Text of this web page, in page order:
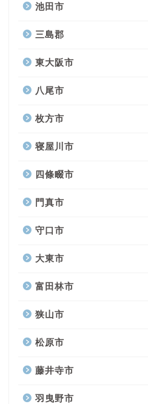
池田市
三島郡
東大阪市
八尾市
枚方市
寝屋川市
四條畷市
門真市
守口市
大東市
富田林市
狭山市
松原市
藤井寺市
羽曳野市